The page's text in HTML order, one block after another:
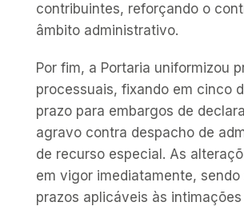
contribuintes, reforçando o
âmbito administrativo.
Por fim, a Portaria uniformizou
processuais, fixando em cinco
prazo para embargos de
agravo contra despacho de
de recurso especial. As
em vigor imediatamente, sendo
prazos aplicáveis às intimações